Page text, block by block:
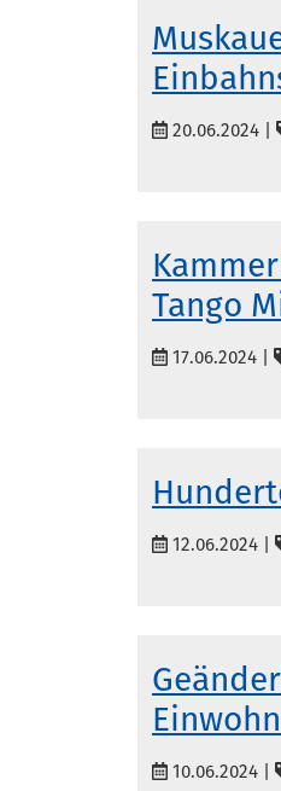
20.06.2024 |
Tango
17.06.2024 |
12.06.2024 |
10.06.2024 |